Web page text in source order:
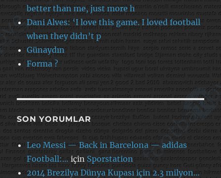
better than me, just more h
Dani Alves: ‘I love this game. I loved football
when they didn’t p
Günaydın
Forma ?
SON YORUMLAR
Leo Messi — Back in Barcelona — adidas
Football:… için Sporstation
2014 Brezilya Dünya Kupası için 2.3 milyon…